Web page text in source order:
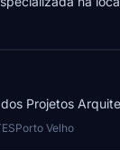
Projetos
Porto Velho